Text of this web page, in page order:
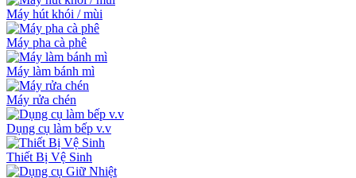
Máy hút khói / mùi
Máy pha cà phê
Máy làm bánh mì
Máy rửa chén
Dụng cụ làm bếp v.v
Thiết Bị Vệ Sinh